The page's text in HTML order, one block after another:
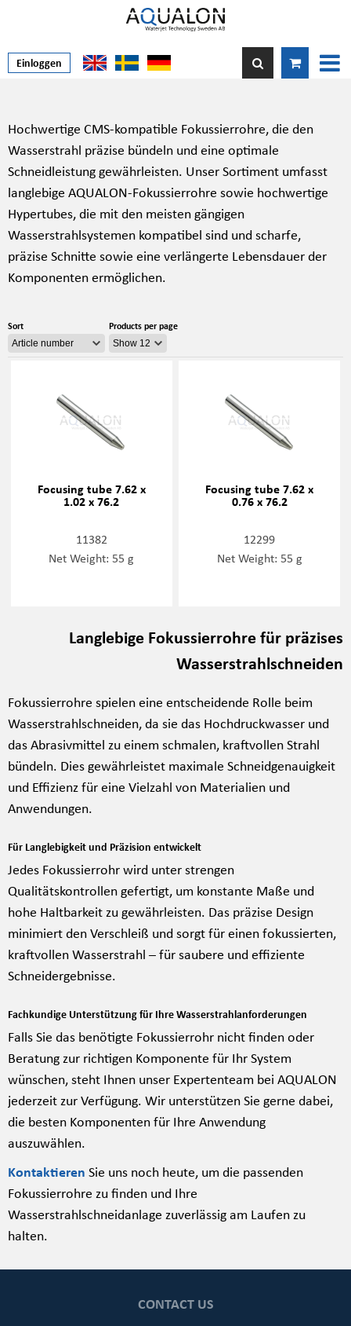
Einloggen
Hochwertige CMS-kompatible Fokussierrohre, die den
Wasserstrahl präzise bündeln und eine optimale
Schneidleistung gewährleisten. Unser Sortiment umfasst
langlebige AQUALON-Fokussierrohre sowie hochwertige
Hypertubes, die mit den meisten gängigen
Wasserstrahlsystemen kompatibel sind und scharfe,
präzise Schnitte sowie eine verlängerte Lebensdauer der
Komponenten ermöglichen.
Sort Products per page
Focusing tube 7.62 x
1.02 x 76.2
11382
Net Weight: 55 g
Focusing tube 7.62 x
0.76 x 76.2
12299
Net Weight: 55 g
Langlebige Fokussierrohre für präzises
Wasserstrahlschneiden
Fokussierrohre spielen eine entscheidende Rolle beim
Wasserstrahlschneiden, da sie das Hochdruckwasser und
das Abrasivmittel zu einem schmalen, kraftvollen Strahl
bündeln. Dies gewährleistet maximale Schneidgenauigkeit
und Effizienz für eine Vielzahl von Materialien und
Anwendungen.
Für Langlebigkeit und Präzision entwickelt
Jedes Fokussierrohr wird unter strengen
Qualitätskontrollen gefertigt, um konstante Maße und
hohe Haltbarkeit zu gewährleisten. Das präzise Design
minimiert den Verschleiß und sorgt für einen fokussierten,
kraftvollen Wasserstrahl – für saubere und effiziente
Schneidergebnisse.
Fachkundige Unterstützung für Ihre Wasserstrahlanforderungen
Falls Sie das benötigte Fokussierrohr nicht finden oder
Beratung zur richtigen Komponente für Ihr System
wünschen, steht Ihnen unser Expertenteam bei AQUALON
jederzeit zur Verfügung. Wir unterstützen Sie gerne dabei,
die besten Komponenten für Ihre Anwendung
auszuwählen.
Kontaktieren Sie uns noch heute, um die passenden
Fokussierrohre zu finden und Ihre
Wasserstrahlschneidanlage zuverlässig am Laufen zu
halten.
CONTACT US